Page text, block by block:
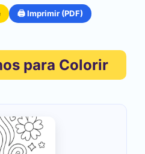
🖨️ Imprimir (PDF)
para Colorir